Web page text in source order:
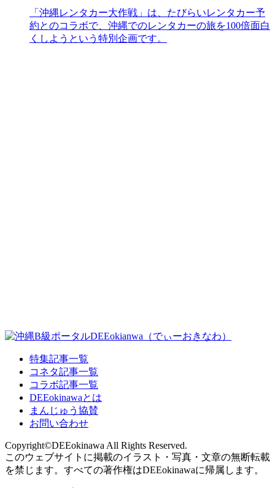
「沖縄レンタカー大作戦」は、たびらいレンタカー予
約とのコラボで、沖縄でのレンタカーの旅を100倍面白
くしようという特別企画です。
特集記事一覧
コネタ記事一覧
コラボ記事一覧
DEEokinawaとは
まんじゅう協賛
お問い合わせ
Copyright©DEEokinawa All Rights Reserved.
このウェブサイトに掲載のイラスト・写真・文章の無断転載
を禁じます。すべての著作権はDEEokinawaに帰属します。